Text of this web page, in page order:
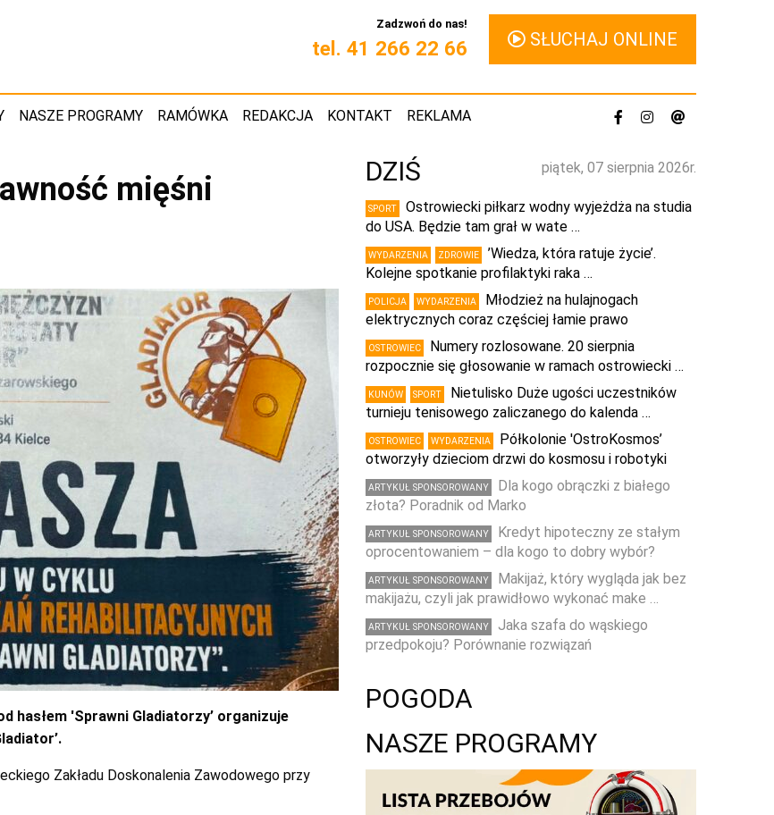
Zadzwoń do nas!
tel. 41 266 22 66 SŁUCHAJ ONLINE
NASZE PROGRAMY RAMÓWKA REDAKCJA KONTAKT REKLAMA
mięśni
hasłem 'Sprawni Gladiatorzy’ organizuje
Zakładu Doskonalenia Zawodowego przy
piątek, 07 sierpnia 2026r.
DZIŚ
SPORT
Ostrowiecki piłkarz wodny wyjeżdża na studia
do USA. Będzie tam grał w wate …
WYDARZENIA ZDROWIE
’Wiedza, która ratuje życie’.
Kolejne spotkanie profilaktyki raka …
POLICJA WYDARZENIA
Młodzież na hulajnogach
elektrycznych coraz częściej łamie prawo
OSTROWIEC
Numery rozlosowane. 20 sierpnia
rozpocznie się głosowanie w ramach ostrowiecki …
KUNÓW SPORT
Nietulisko Duże ugości uczestników
turnieju tenisowego zaliczanego do kalenda …
OSTROWIEC WYDARZENIA
Półkolonie 'OstroKosmos’
otworzyły dzieciom drzwi do kosmosu i robotyki
ARTYKUŁ SPONSOROWANY
Dla kogo obrączki z białego
złota? Poradnik od Marko
ARTYKUŁ SPONSOROWANY
Kredyt hipoteczny ze stałym
oprocentowaniem – dla kogo to dobry wybór?
ARTYKUŁ SPONSOROWANY
Makijaż, który wygląda jak bez
makijażu, czyli jak prawidłowo wykonać make …
ARTYKUŁ SPONSOROWANY
Jaka szafa do wąskiego
przedpokoju? Porównanie rozwiązań
POGODA
NASZE PROGRAMY